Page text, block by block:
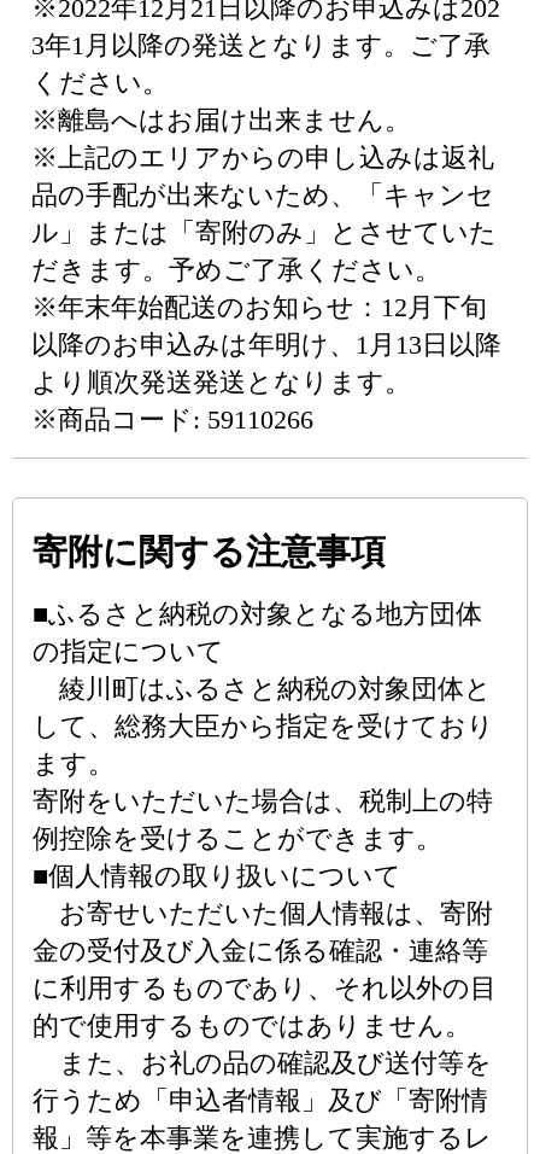
※2022年12月21日以降のお申込みは202
3年1月以降の発送となります。ご了承
ください。
※離島へはお届け出来ません。
※上記のエリアからの申し込みは返礼
品の手配が出来ないため、「キャンセ
ル」または「寄附のみ」とさせていた
だきます。予めご了承ください。
※年末年始配送のお知らせ：12月下旬
以降のお申込みは年明け、1月13日以降
より順次発送発送となります。
※商品コード: 59110266
寄附に関する注意事項
■ふるさと納税の対象となる地方団体
の指定について
綾川町はふるさと納税の対象団体と
して、総務大臣から指定を受けており
ます。
寄附をいただいた場合は、税制上の特
例控除を受けることができます。
■個人情報の取り扱いについて
お寄せいただいた個人情報は、寄附
金の受付及び入金に係る確認・連絡等
に利用するものであり、それ以外の目
的で使用するものではありません。
また、お礼の品の確認及び送付等を
行うため「申込者情報」及び「寄附情
報」等を本事業を連携して実施するレ